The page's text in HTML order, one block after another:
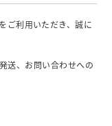
ご利用いただき、誠に
送、お問い合わせへの